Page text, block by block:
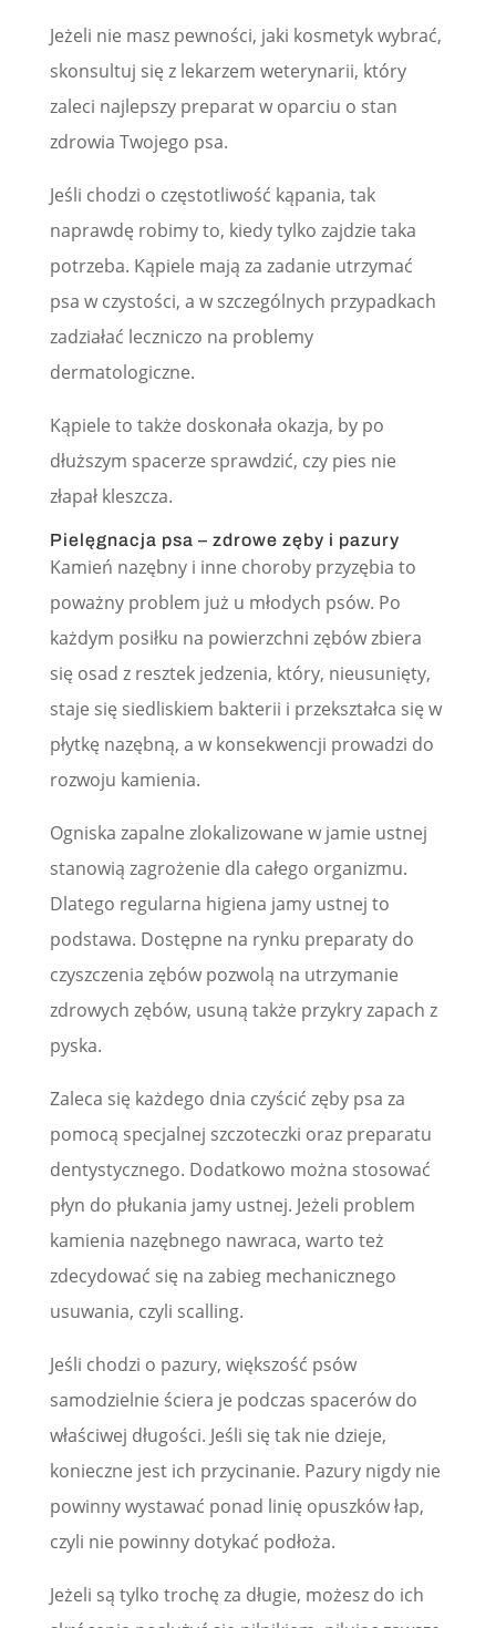
Jeżeli nie masz pewności, jaki kosmetyk wybrać,
skonsultuj się z lekarzem weterynarii, który
zaleci najlepszy preparat w oparciu o stan
zdrowia Twojego psa.
Jeśli chodzi o częstotliwość kąpania, tak
naprawdę robimy to, kiedy tylko zajdzie taka
potrzeba. Kąpiele mają za zadanie utrzymać
psa w czystości, a w szczególnych przypadkach
zadziałać leczniczo na problemy
dermatologiczne.
Kąpiele to także doskonała okazja, by po
dłuższym spacerze sprawdzić, czy pies nie
złapał kleszcza.
Pielęgnacja psa – zdrowe zęby i pazury
Kamień nazębny i inne choroby przyzębia to
poważny problem już u młodych psów. Po
każdym posiłku na powierzchni zębów zbiera
się osad z resztek jedzenia, który, nieusunięty,
staje się siedliskiem bakterii i przekształca się w
płytkę nazębną, a w konsekwencji prowadzi do
rozwoju kamienia.
Ogniska zapalne zlokalizowane w jamie ustnej
stanowią zagrożenie dla całego organizmu.
Dlatego regularna higiena jamy ustnej to
podstawa. Dostępne na rynku preparaty do
czyszczenia zębów pozwolą na utrzymanie
zdrowych zębów, usuną także przykry zapach z
pyska.
Zaleca się każdego dnia czyścić zęby psa za
pomocą specjalnej szczoteczki oraz preparatu
dentystycznego. Dodatkowo można stosować
płyn do płukania jamy ustnej. Jeżeli problem
kamienia nazębnego nawraca, warto też
zdecydować się na zabieg mechanicznego
usuwania, czyli scalling.
Jeśli chodzi o pazury, większość psów
samodzielnie ściera je podczas spacerów do
właściwej długości. Jeśli się tak nie dzieje,
konieczne jest ich przycinanie. Pazury nigdy nie
powinny wystawać ponad linię opuszków łap,
czyli nie powinny dotykać podłoża.
Jeżeli są tylko trochę za długie, możesz do ich